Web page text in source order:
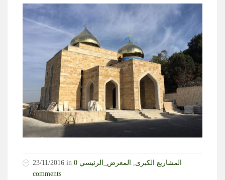
23/11/2016 in المشاريع الكبرى, المعرض_الرئيسي 0
comments